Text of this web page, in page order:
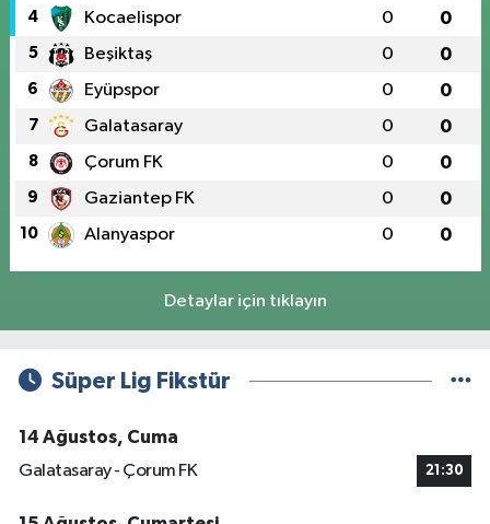
4 Kocaelispor 0 0
5 Beşiktaş 0 0
6 Eyüpspor 0 0
7 Galatasaray 0 0
8 Çorum FK 0 0
9 Gaziantep FK 0 0
10 Alanyaspor 0 0
Detaylar için tıklayın
Süper Lig Fikstür
14 Ağustos, Cuma
Galatasaray - Çorum FK
21:30